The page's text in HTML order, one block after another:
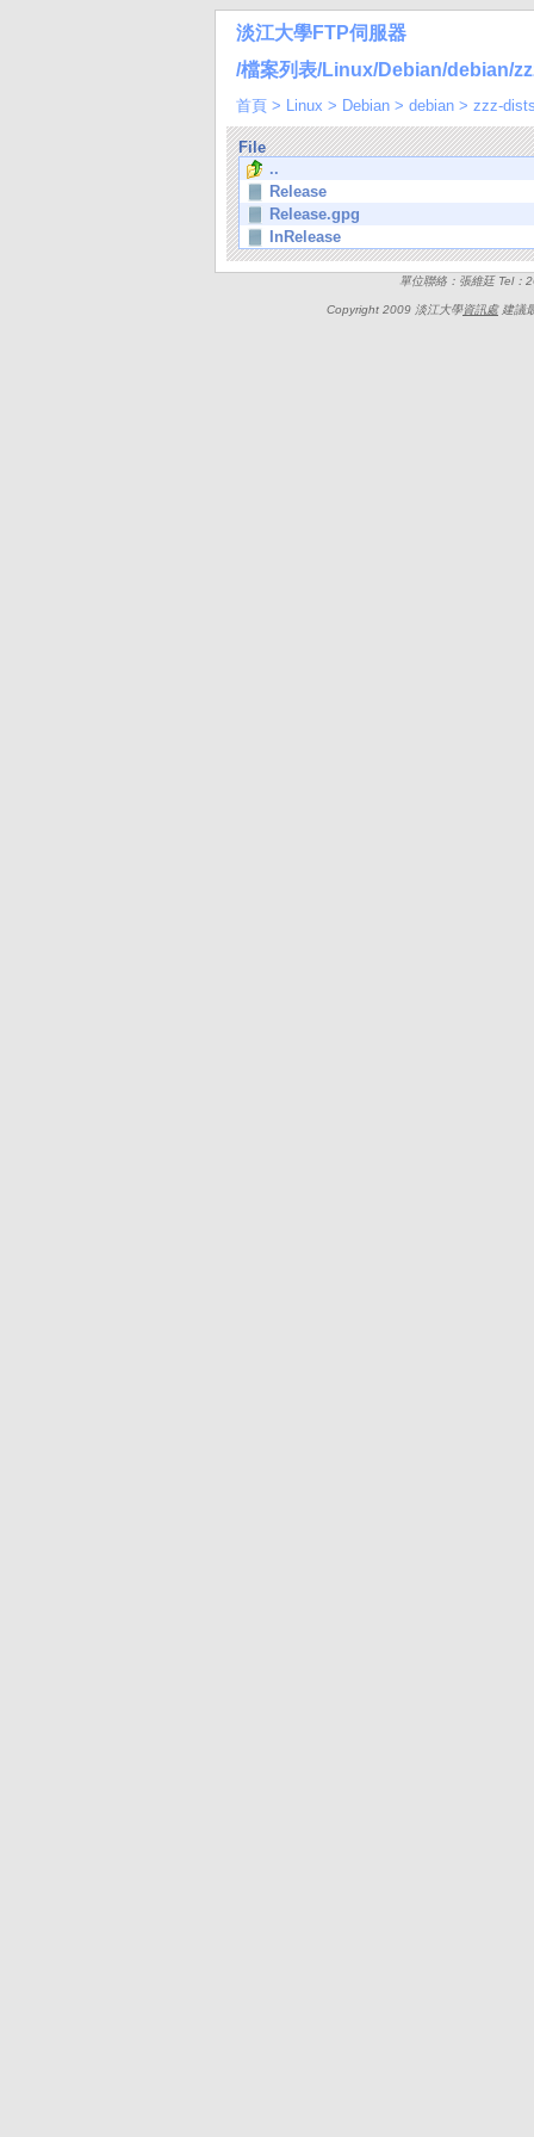
淡江大學FTP伺服器
/檔案列表/Linux/Debian/debian/
首頁 > Linux > Debian > debian > zzz-
File
..
Release
Release.gpg
InRelease
單位聯絡：張維廷 Tel
Copyright 2009 淡江大學資訊處建議